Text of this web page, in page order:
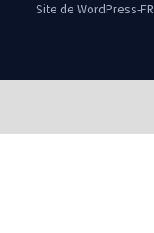
Site de WordPress-FR